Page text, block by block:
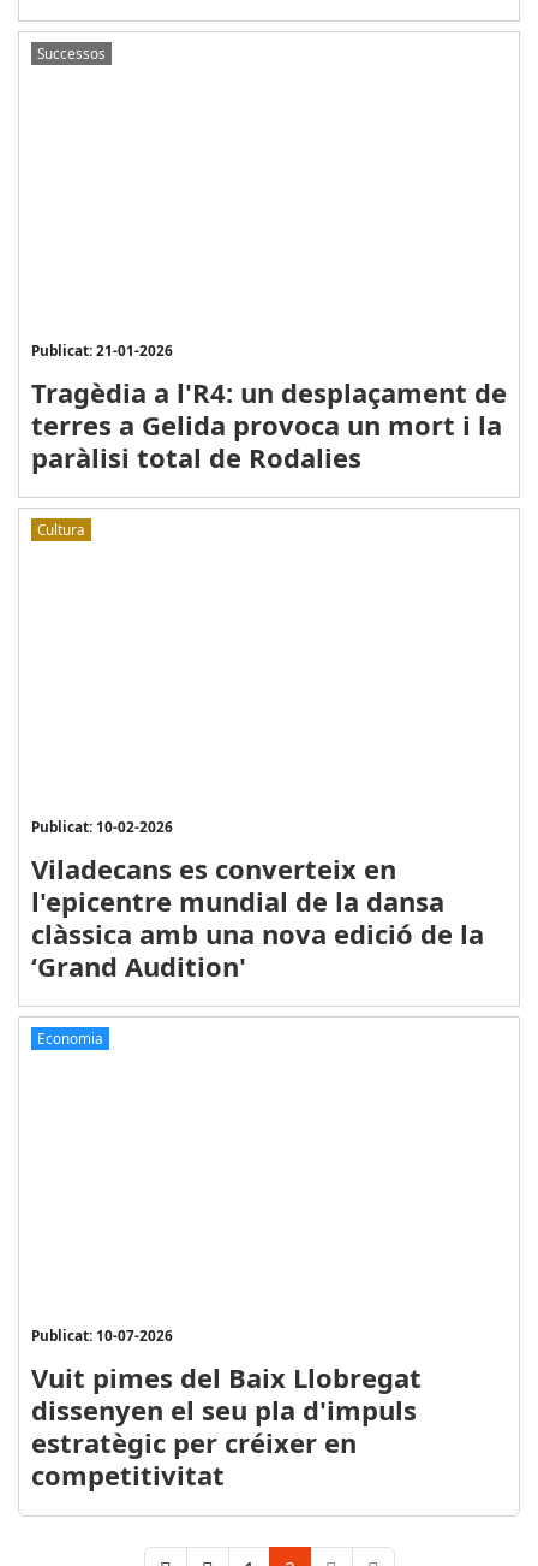
Successos
Publicat: 21-01-2026
Tragèdia a l'R4: un desplaçament de
terres a Gelida provoca un mort i la
paràlisi total de Rodalies
Cultura
Publicat: 10-02-2026
Viladecans es converteix en
l'epicentre mundial de la dansa
clàssica amb una nova edició de la
‘Grand Audition'
Economia
Publicat: 10-07-2026
Vuit pimes del Baix Llobregat
dissenyen el seu pla d'impuls
estratègic per créixer en
competitivitat